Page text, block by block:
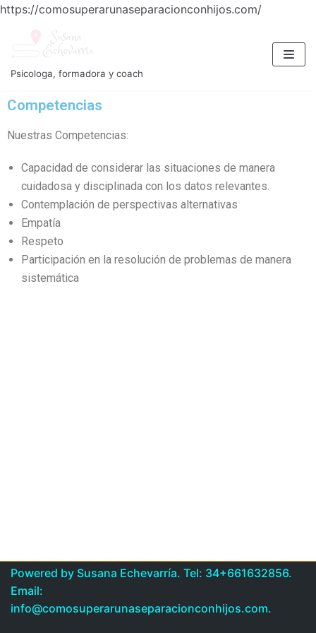
https://comosuperarunaseparacionconhijos.com/
Saltar
contenido
Psicologa, formadora y coach
Competencias
Nuestras Competencias:
Capacidad de considerar las situaciones de manera
cuidadosa y disciplinada con los datos relevantes.
Contemplación de perspectivas alternativas
Empatía
Respeto
Participación en la resolución de problemas de manera
sistemática
Powered by Susana Echevarría. Tel: 34+661632856.
Email:
info@comosuperarunaseparacionconhijos.com.